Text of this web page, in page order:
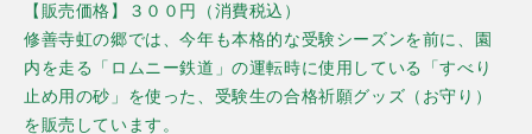
【販売価格】３００円
（消費税込）
修善寺虹の郷では、今年も本格的な受験シーズンを前に、園
内を走る「ロムニー鉄道」の運転時に使用している「すべり
止め用の砂」を使った、 受験生の合格祈願グッズ（お守り）
を販売 しています。